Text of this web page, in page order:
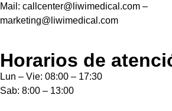
Mail: callcenter@liwimedical.com –
marketing@liwimedical.com
Horarios de
Lun – Vie: 08:00 – 17:30
Sab: 8:00 – 13:00